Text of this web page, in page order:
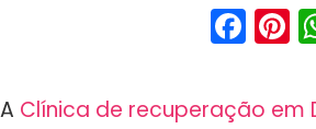
A Clínica de recuperação em